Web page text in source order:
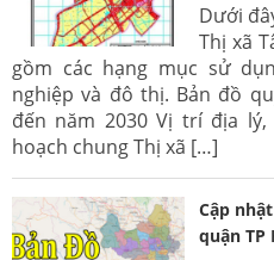
Dưới
Thị xã
gồm các hạng mục sử
nghiệp và đô thị. Bản đồ
đến năm 2030 Vị trí địa
hoạch chung Thị xã […]
Cập
quận TP